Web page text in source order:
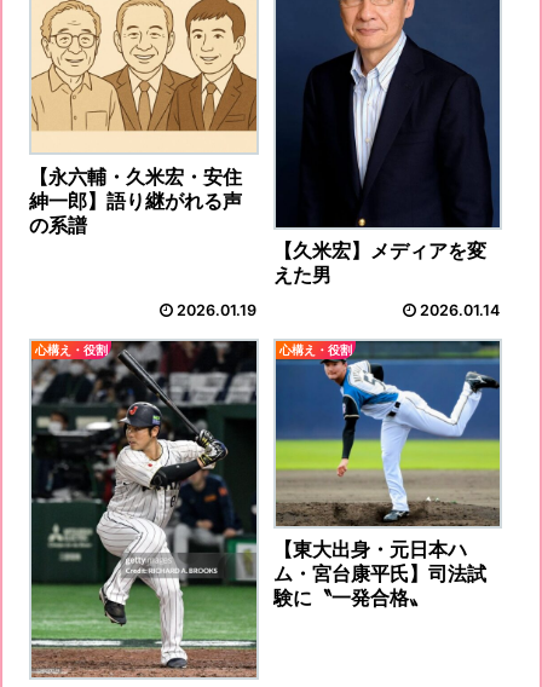
【永六輔・久米宏・安住
紳一郎】語り継がれる声
の系譜
2026.01.19
【久米宏】メディアを変
えた男
2026.01.14
心構え・役割 心構え・役割
【東大出身・元日本ハ
ム・宮台康平氏】司法試
験に〝一発合格〟